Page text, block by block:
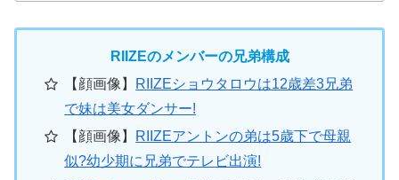
RIIZEのメンバーの兄弟構成
【顔画像】
RIIZEショウタロウは12歳差3兄弟
で妹は美女ダンサー!
【顔画像】
RIIZEアントンの弟は5歳下で母親
似?幼少期に兄弟でテレビ出演!